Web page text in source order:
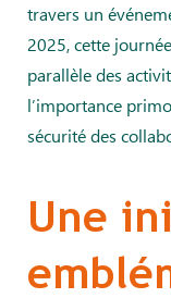
travers un
2025, cette
parallèle des
l’importance
sécurité des
Une